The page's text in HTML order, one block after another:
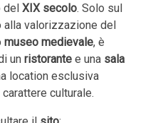
del XIX secolo. Solo sul
alla valorizzazione del
museo medievale, è
un ristorante e una sala
location esclusiva
culturale.